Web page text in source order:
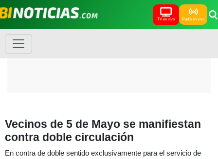
TV en vivo Radio en vivo
Vecinos de 5 de Mayo se manifiestan
contra doble circulación
En contra de doble sentido exclusivamente para el servicio de